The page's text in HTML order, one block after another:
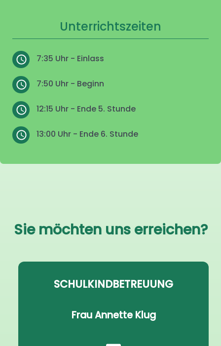
Unterrichtszeiten
7:35 Uhr - Einlass
7:50 Uhr - Beginn
12:15 Uhr - Ende 5. Stunde
13:00 Uhr - Ende 6. Stunde
Sie möchten uns erreichen?
SCHULKINDBETREUUNG
Frau Annette Klug